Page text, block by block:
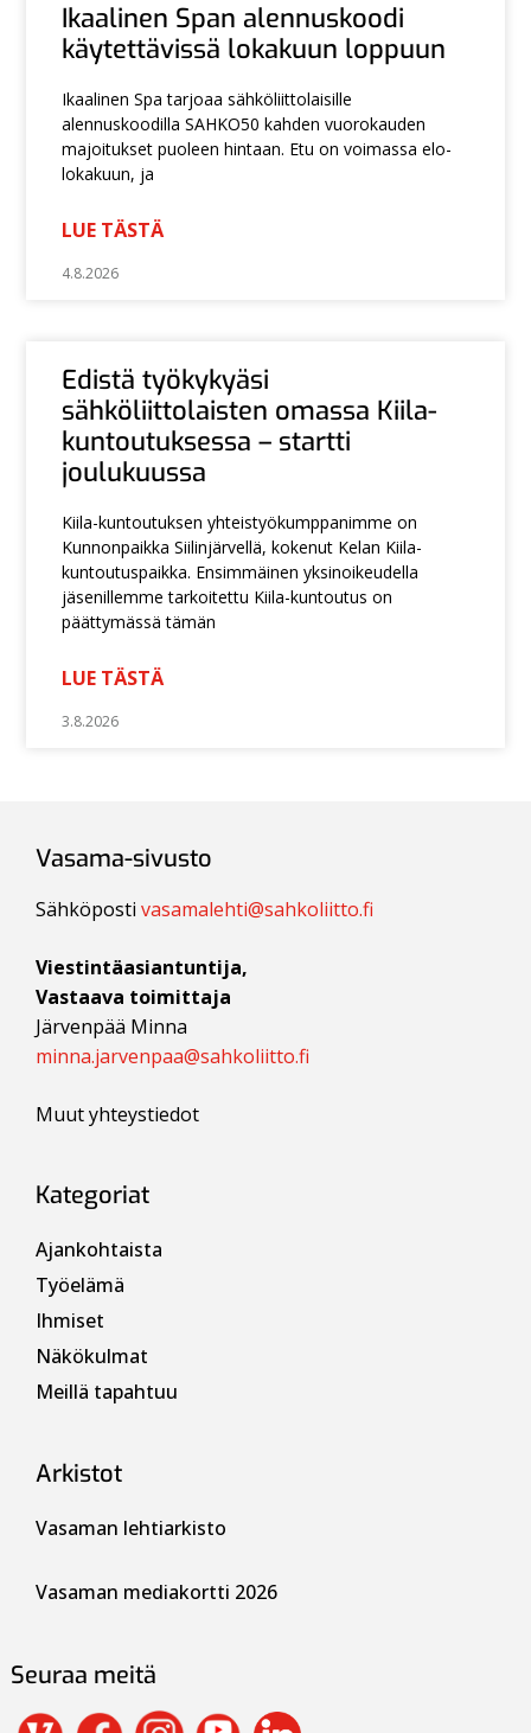
Ikaalinen Span alennuskoodi
käytettävissä lokakuun loppuun
Ikaalinen Spa tarjoaa sähköliittolaisille
alennuskoodilla SAHKO50 kahden vuorokauden
majoitukset puoleen hintaan. Etu on voimassa elo-
lokakuun, ja
LUE TÄSTÄ
4.8.2026
Edistä työkykyäsi
sähköliittolaisten omassa Kiila-
kuntoutuksessa – startti
joulukuussa
Kiila-kuntoutuksen yhteistyökumppanimme on
Kunnonpaikka Siilinjärvellä, kokenut Kelan Kiila-
kuntoutuspaikka. Ensimmäinen yksinoikeudella
jäsenillemme tarkoitettu Kiila-kuntoutus on
päättymässä tämän
LUE TÄSTÄ
3.8.2026
Vasama-sivusto
Sähköpostivasamalehti@sahkoliitto.fi
Viestintäasiantuntija,
Vastaava toimittaja
Järvenpää Minna
minna.jarvenpaa@sahkoliitto.fi
Muut yhteystiedot
Kategoriat
Ajankohtaista
Työelämä
Ihmiset
Näkökulmat
Meillä tapahtuu
Arkistot
Vasaman lehtiarkisto
Vasaman mediakortti 2026
Seuraa meitä